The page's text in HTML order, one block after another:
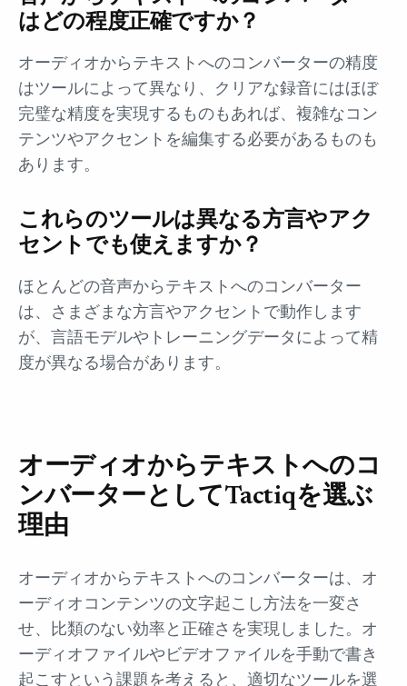
はどの程度正確ですか？
オーディオからテキストへのコンバーターの精度
はツールによって異なり、クリアな録音にはほぼ
完璧な精度を実現するものもあれば、複雑なコン
テンツやアクセントを編集する必要があるものも
あります。
これらのツールは異なる方言やアク
セントでも使えますか？
ほとんどの音声からテキストへのコンバーター
は、さまざまな方言やアクセントで動作します
が、言語モデルやトレーニングデータによって精
度が異なる場合があります。
オーディオからテキストへのコ
ンバーターとしてTactiqを選ぶ
理由
オーディオからテキストへのコンバーターは、オ
ーディオコンテンツの文字起こし方法を一変さ
せ、比類のない効率と正確さを実現しました。オ
ーディオファイルやビデオファイルを手動で書き
起こすという課題を考えると、適切なツールを選